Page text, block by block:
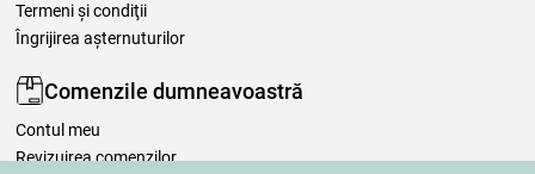
Termeni şi condiţii
Îngrijirea așternuturilor
Comenzile dumneavoastră
Contul meu
Revizuirea comenzilor